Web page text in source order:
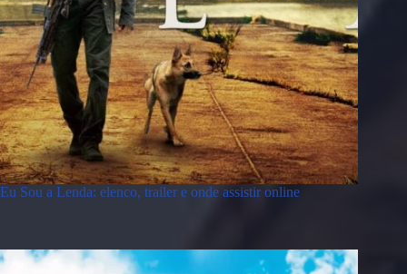
Eu Sou a Lenda: elenco, trailer e onde assistir online